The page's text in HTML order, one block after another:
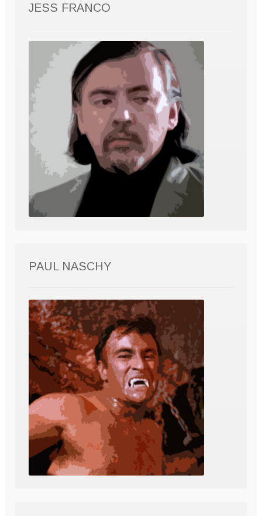
JESS FRANCO
PAUL NASCHY